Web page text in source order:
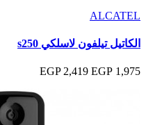
ALCATEL
الكاتيل تيلفون لاسلكي s250
1,975 EGP
2,419 EGP